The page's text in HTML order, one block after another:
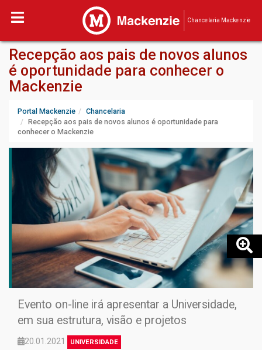
Chancelaria Mackenzie
Recepção aos pais de novos alunos
é oportunidade para conhecer o
Mackenzie
Portal Mackenzie
Chancelaria
Recepção aos pais de novos alunos é oportunidade para
conhecer o Mackenzie
Evento on-line irá apresentar a Universidade,
em sua estrutura, visão e projetos
20.01.2021 UNIVERSIDADE